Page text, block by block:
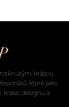
krásou,
které jako
designu a